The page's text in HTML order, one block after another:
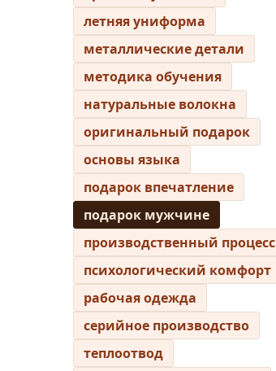
летняя униформа
металлические детали
методика обучения
натуральные волокна
оригинальный подарок
основы языка
подарок впечатление
подарок мужчине
производственный процесс
психологический комфорт
рабочая одежда
серийное производство
теплоотвод